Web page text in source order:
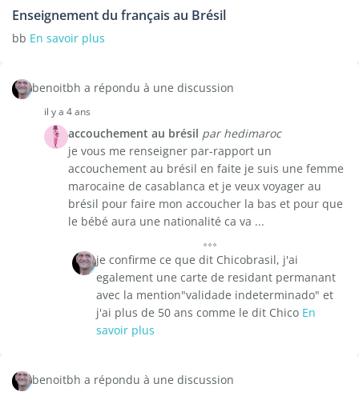
Enseignement du français au Brésil
bb En savoir plus
benoitbh a répondu à une discussion
il y a 4 ans
accouchement au brésil par hedimaroc
je vous me renseigner par-rapport un
accouchement au brésil en faite je suis une femme
marocaine de casablanca et je veux voyager au
brésil pour faire mon accoucher la bas et pour que
le bébé aura une nationalité ca va ...
je confirme ce que dit Chicobrasil, j'ai
egalement une carte de residant permanant
avec la mention"validade indeterminado" et
j'ai plus de 50 ans comme le dit Chico En
savoir plus
benoitbh a répondu à une discussion